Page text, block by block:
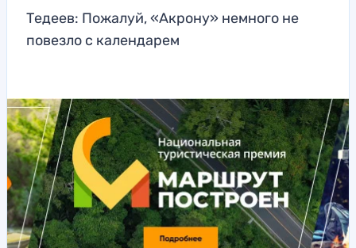
Тедеев: Пожалуй, «Акрону» немного не
повезло с календарем